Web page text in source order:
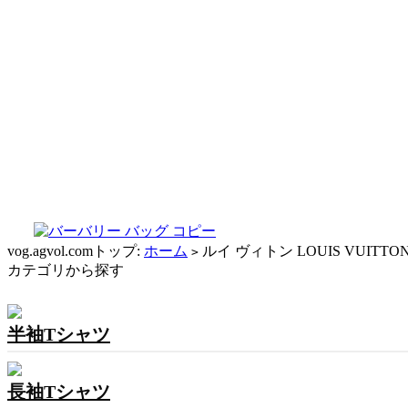
vog.agvol.comトップ: ホーム > ルイ ヴィトン LOUIS
カテゴリから探す
半袖Tシャツ
長袖Tシャツ